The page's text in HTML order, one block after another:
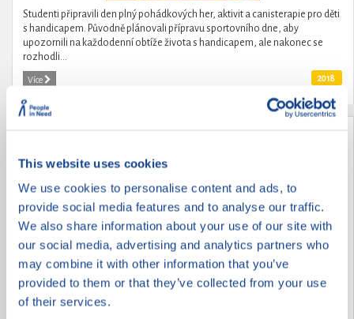
This website uses cookies
We use cookies to personalise content and ads, to
provide social media features and to analyse our traffic.
We also share information about your use of our site with
our social media, advertising and analytics partners who
may combine it with other information that you’ve
provided to them or that they’ve collected from your use
of their services.
Studenti připravili den plný pohádkových her, aktivit a canisterapie pro děti
s handicapem. Původně plánovali přípravu sportovního dne, aby
upozornili na každodenní obtíže života s handicapem, ale nakonec se
rozhodli...
Více 2018